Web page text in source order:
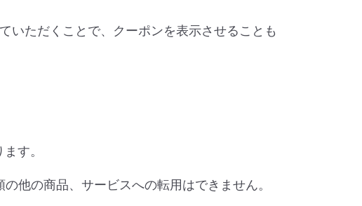
いただくことで、クーポンを表示させることも
す。
他の商品、サービスへの転用はできません。